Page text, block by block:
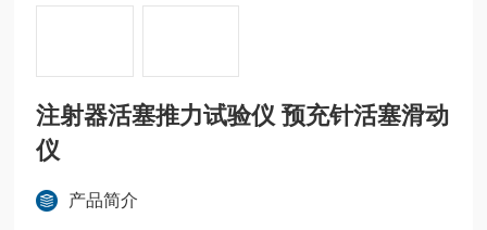
注射器活塞推力试验仪 预充针活塞滑动
仪
产品简介